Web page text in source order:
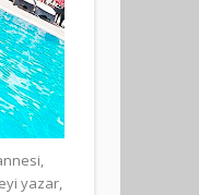
yazar,